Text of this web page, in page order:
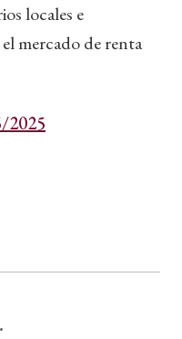
locales e
mercado de renta
2025